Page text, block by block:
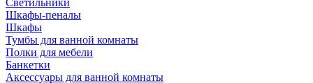
Светильники
Шкафы-пеналы
Шкафы
Тумбы для ванной комнаты
Полки для мебели
Банкетки
Аксессуары для ванной комнаты